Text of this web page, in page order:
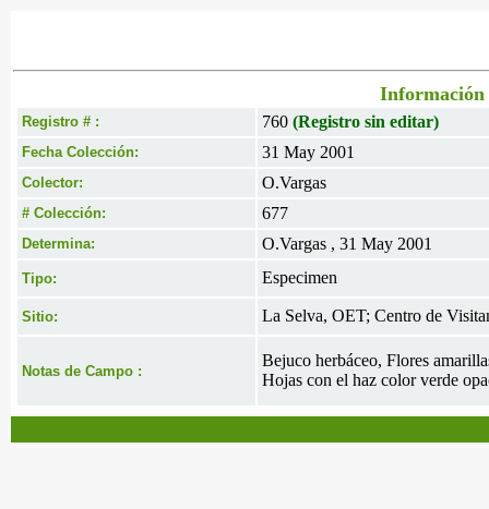
Información
Registro # : 760 (Registro sin editar)
Fecha Colección: 31 May 2001
Colector: O.Vargas
# Colección: 677
Determina: O.Vargas , 31 May 2001
Tipo: Especimen
Sitio: La Selva, OET; Centro de
Notas de Campo :
Bejuco herbáceo, Flores
Hojas con el haz color verde